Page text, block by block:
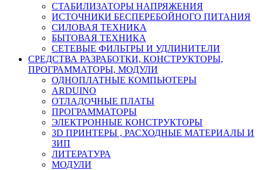
СТАБИЛИЗАТОРЫ НАПРЯЖЕНИЯ
ИСТОЧНИКИ БЕСПЕРЕБОЙНОГО ПИТАНИЯ
СИЛОВАЯ ТЕХНИКА
БЫТОВАЯ ТЕХНИКА
СЕТЕВЫЕ ФИЛЬТРЫ И УДЛИНИТЕЛИ
СРЕДСТВА РАЗРАБОТКИ, КОНСТРУКТОРЫ,
ПРОГРАММАТОРЫ, МОДУЛИ
ОДНОПЛАТНЫЕ КОМПЬЮТЕРЫ
ARDUINO
ОТЛАДОЧНЫЕ ПЛАТЫ
ПРОГРАММАТОРЫ
ЭЛЕКТРОННЫЕ КОНСТРУКТОРЫ
3D ПРИНТЕРЫ , РАСХОДНЫЕ МАТЕРИАЛЫ И
ЗИП
ЛИТЕРАТУРА
МОДУЛИ